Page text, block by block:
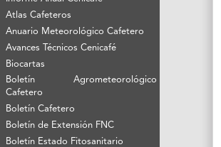
Atlas Cafeteros
Anuario Meteorológico Cafetero
Avances Técnicos Cenicafé
Biocartas
Boletín Agrometeorológico
Cafetero
Boletín Cafetero
Boletín de Extensión FNC
Boletín Estado Fitosanitario